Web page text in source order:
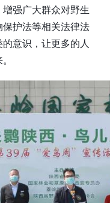
强广大群众对野生
护法等相关法律法
意识，让更多的人